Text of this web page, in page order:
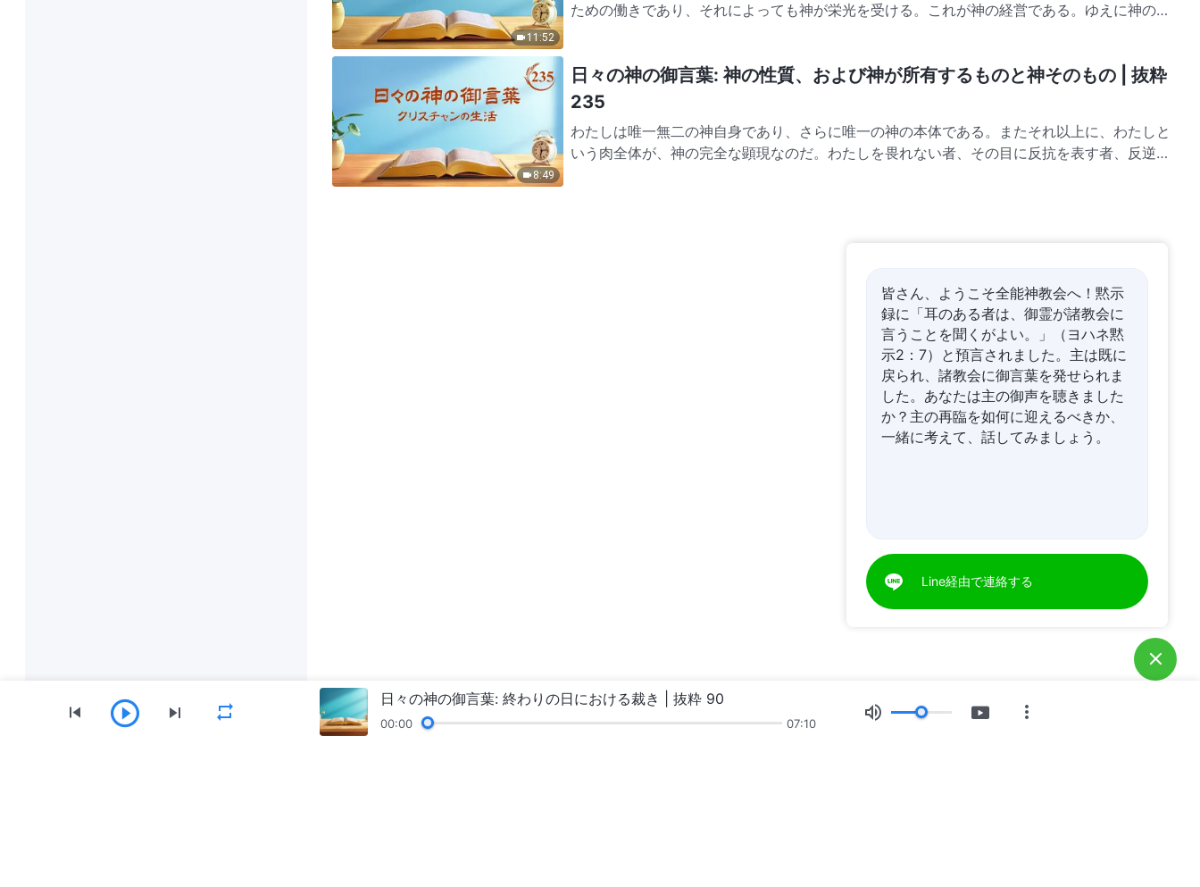
11:52
ための働きであり、それによっても神が栄光を受ける。これが神の経営である。ゆえに神の働
8:49
日々の神の御言葉: 神の性質、および神が所有するものと神そのもの | 抜粋
235
わたしは唯一無二の神自身であり、さらに唯一の神の本体である。またそれ以上に、わたしと
いう肉全体が、神の完全な顕現なのだ。わたしを畏れない者、その目に反抗を表す者、反逆す
皆さん、ようこそ全能神教会へ！黙示
録に「耳のある者は、御霊が諸教会に
言うことを聞くがよい。」（ヨハネ黙
示2：7）と預言されました。主は既に
戻られ、諸教会に御言葉を発せられま
した。あなたは主の御声を聴きました
か？主の再臨を如何に迎えるべきか、
一緒に考えて、話してみましょう。
Line経由で連絡する
日々の神の御言葉: 終わりの日における裁き | 抜粋 90
00:00 07:10